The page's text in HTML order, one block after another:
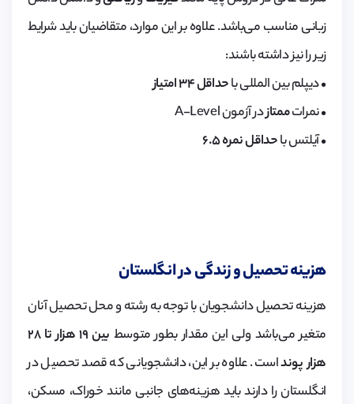
زبانی مناسب می‌باشد. علاوه بر این موارد، متقاضیان باید شرایط
زیر را نیز داشته باشند:
• دیپلم بین المللی باحداقل ۳۴ امتیاز
• نمراتممتازدر آزمون A-Level
• آیلتس باحداقل نمره ۶.۵
هزینه تحصیل و زندگی در انگلستان
هزینه تحصیل دانشجویان با توجه به رشته و محل تحصیل آنان
متغیر می‌باشد ولی این مقدار بطور متوسط
بین ۱۹ هزار تا ۲۸
هزار پونداست. علاوه بر این، دانشجویانی که قصد تحصیل در
انگلستان را دارند باید هزینه‌های جانبی مانند خوراک، مسکن،